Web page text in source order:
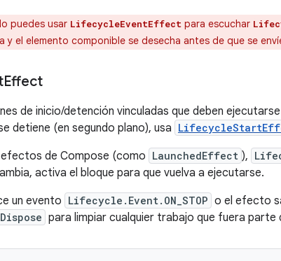
puedes usar LifecycleEventEffect para escuchar
y el elemento componible se desecha antes de que se
Effect
de inicio/detención vinculadas que deben
detiene (en segundo plano), usa
de Compose (como LaunchedEffect ),
activa el bloque para que vuelva a ejecutarse.
un evento Lifecycle.Event.ON_STOP o el efecto
para limpiar cualquier trabajo que fuera parte